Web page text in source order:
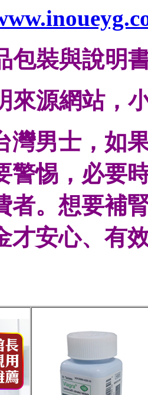
包裝與說明
來源網站，
灣男士，如
警惕，必要
者。想要補
才安心、有